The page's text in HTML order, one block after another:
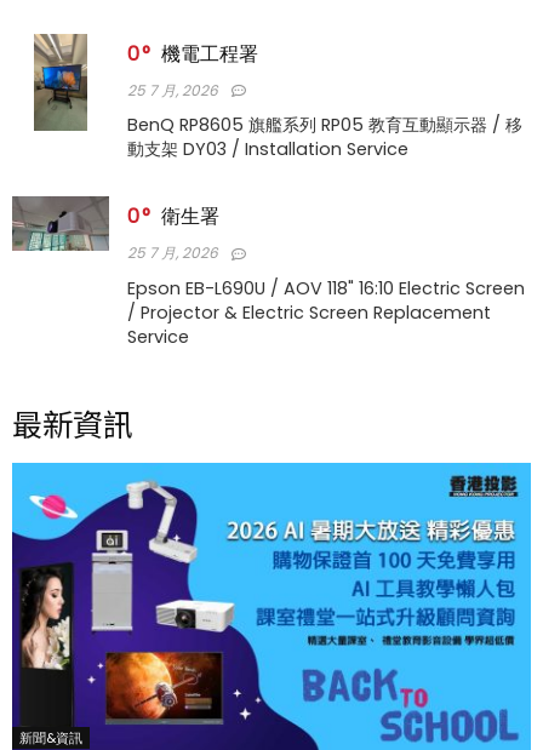
0 機電工程署
25 7 月, 2026
BenQ RP8605 旗艦系列 RP05 教育互動顯示器 / 移
動支架 DY03 / Installation Service
0 衛生署
25 7 月, 2026
Epson EB-L690U / AOV 118" 16:10 Electric Screen
/ Projector & Electric Screen Replacement
Service
最新資訊
新聞&資訊